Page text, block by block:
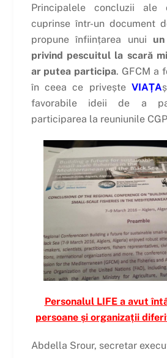
Principalele concluzii ale
cuprinse într-un document
propune înființarea unui
privind pescuitul la scară
ar putea participa. GFCM a
în ceea ce priveșteVIAȚA
favorabile ideii de a
participarea la reuniunile
Personalul LIFE a avut
persoane și organizații
Abdella Srour, secretar